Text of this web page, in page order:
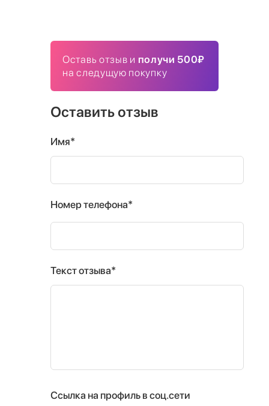
Оставь отзыв и получи 500₽
на следущую покупку
Оставить отзыв
Имя*
Номер телефона*
Текст отзыва*
Ссылка на профиль в соц.сети